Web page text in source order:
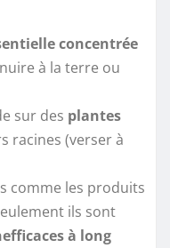
concentrée
à la terre ou
sur des plantes
racines (verser à
comme les produits
ils sont
à long